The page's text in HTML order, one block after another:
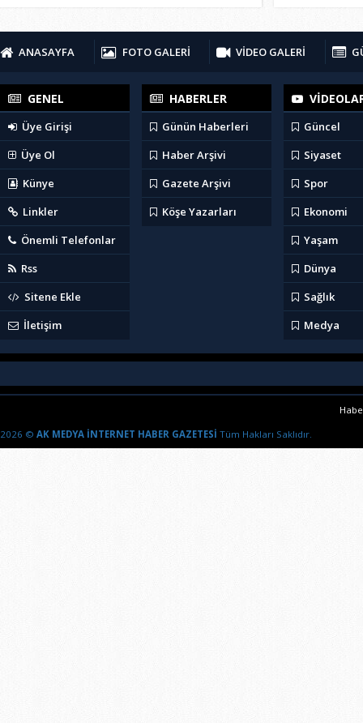
ANASAYFA FOTO GALERİ VİDEO GALERİ
GENEL
Üye Girişi
Üye Ol
Künye
Linkler
Önemli Telefonlar
Rss
Sitene Ekle
İletişim
HABERLER
Günün Haberleri
Haber Arşivi
Gazete Arşivi
Köşe Yazarları
Güncel
Siyaset
Spor
Ekonomi
Yaşam
Dünya
Sağlık
Medya
2026 © AK MEDYA İNTERNET HABER GAZETESİ Tüm Hakları Saklıdır.